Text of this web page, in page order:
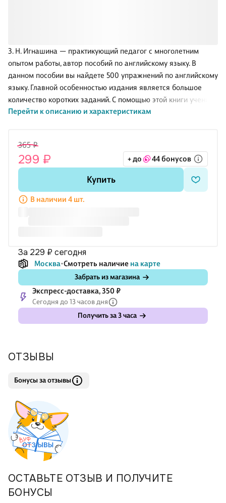
З. Н. Игнашина — практикующий педагог с многолетним
опытом работы, автор пособий по английскому языку. В
данном пособии вы найдете 500 упражнений по английскому
языку. Главной особенностью издания является большое
количество коротких заданий. С помощью этой книги ученик
освоит программу начальной школы по английскому языку,
заданий займет совсем немного времени.
Пособие рекомендуется использовать в качестве
дополнительного материала для повторения и закрепления
тем школьной программы. Книга предназначена для
учеников начальной школы.
Перейти к описанию и характеристикам
365 ₽
299 ₽ + до 44 бонусов
Купить
В наличии 4 шт.
за 229 ₽ сегодня
Москва Смотреть наличие на карте
Забрать из магазина
Экспресс-доставка, 350 ₽
Сегодня до 13 часов дня
Получить за 3 часа
ОТЗЫВЫ
Бонусы за отзывы
ОСТАВЬТЕ ОТЗЫВ И ПОЛУЧИТЕ
БОНУСЫ